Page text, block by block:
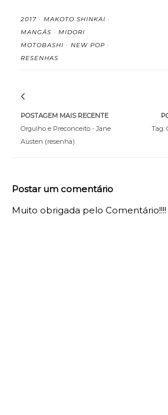
2017 · MAKOTO SHINKAI ·
MANGÁS · MIDORI
MOTOBASHI · NEW POP ·
RESENHAS
POSTAGEM MAIS RECENTE
Orgulho e Preconceito - Jane
Austen (resenha)
Tag:
Postar um comentário
Muito obrigada pelo Comentário!!!!